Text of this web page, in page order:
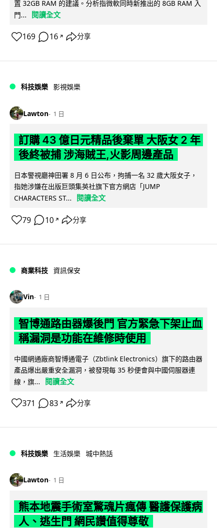
置 32GB RAM 的建議。分析指微軟同時新推出的 8GB RAM 入
門...
閱讀全文
169 16 ↗ 分享
科技娛樂 影視娛樂
Lawton 1 日
訂購 43 億日元精品後棄單 大阪女 2 年
後終被捕 涉海賊王,火影周邊產品
日本警視廳神田署 8 月 6 日公布，拘捕一名 32 歲大阪女子，
指她涉嫌在出版巨頭集英社旗下官方網店「JUMP
CHARACTERS ST...
閱讀全文
79 10 ↗ 分享
商業科技 資訊保安
Vin 1 日
智博通路由器爆後門 官方緊急下架止血
稱漏洞是功能在維修時使用
中國網通廠商智博通電子（Zbtlink Electronics）旗下的路由器
產品爆出嚴重安全漏洞，被發現每 35 秒便會與中國伺服器連
線，旗...
閱讀全文
371 83 ↗ 分享
科技娛樂 生活娛樂 城中熱話
Lawton 1 日
熊本地震手術室驚魂片瘋傳 醫護保護病
人、逃生門 網民讚值得尊敬